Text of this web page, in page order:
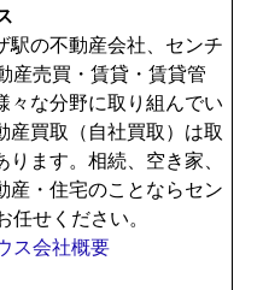
駅の不動産会社、センチ
産売買・賃貸・賃貸管
々な分野に取り組んでい
産買取（自社買取）は取
ます。相続、空き家、
産・住宅のことならセン
せください。
ス会社概要